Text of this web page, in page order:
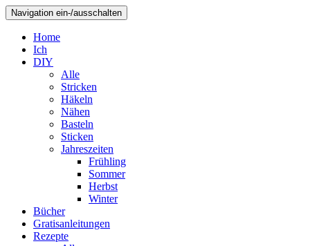
Navigation ein-/ausschalten
Home
Ich
DIY
Alle
Stricken
Häkeln
Nähen
Basteln
Sticken
Jahreszeiten
Frühling
Sommer
Herbst
Winter
Bücher
Gratisanleitungen
Rezepte